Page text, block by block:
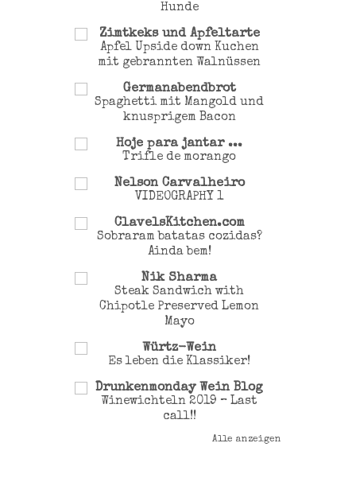
Hunde
Zimtkeks und Apfeltarte
Apfel Upside down Kuchen
mit gebrannten Walnüssen
Germanabendbrot
Spaghetti mit Mangold und
knusprigem Bacon
Hoje para jantar ...
Trifle de morango
Nelson Carvalheiro
VIDEOGRAPHY 1
ClavelsKitchen.com
Sobraram batatas cozidas?
Ainda bem!
Nik Sharma
Steak Sandwich with
Chipotle Preserved Lemon
Mayo
Würtz-Wein
Es leben die Klassiker!
Drunkenmonday Wein Blog
Winewichteln 2019 – Last
call!!
Alle anzeigen